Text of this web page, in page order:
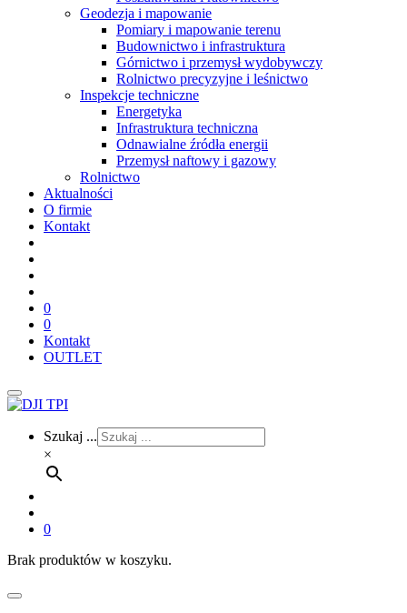
Geodezja i mapowanie
Pomiary i mapowanie terenu
Budownictwo i infrastruktura
Górnictwo i przemysł wydobywczy
Rolnictwo precyzyjne i leśnictwo
Inspekcje techniczne
Energetyka
Infrastruktura techniczna
Odnawialne źródła energii
Przemysł naftowy i gazowy
Rolnictwo
Aktualności
O firmie
Kontakt
0
0
Kontakt
OUTLET
Szukaj ...
×
0
Brak produktów w koszyku.